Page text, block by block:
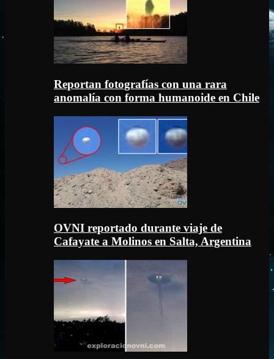
Reportan fotografías con una rara
anomalía con forma humanoide en Chile
OVNI reportado durante viaje de
Cafayate a Molinos en Salta, Argentina